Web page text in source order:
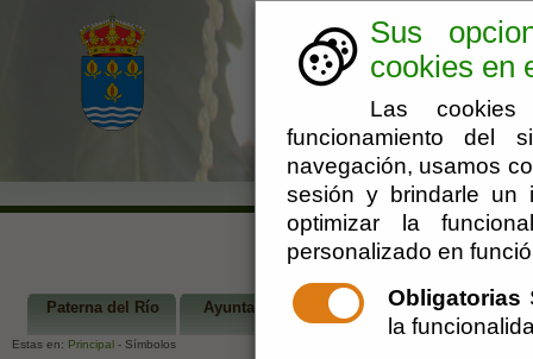
Sus
cookies en
Las
funcionamiento del
navegación, usamos
sesión y brindarle un
optimizar la
personalizado en
Obligatorias
la
Paterna del Río Ayuntamiento Turismo
Estas en: Principal - Símbolos